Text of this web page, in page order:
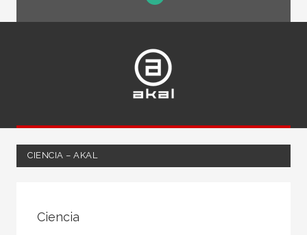
CIENCIA – AKAL
Ciencias humanas y sociales
Ciencia